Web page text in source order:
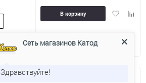
сравнению
Добавить
избранное
В корзину
Сеть магазинов Катод
Здравствуйте!